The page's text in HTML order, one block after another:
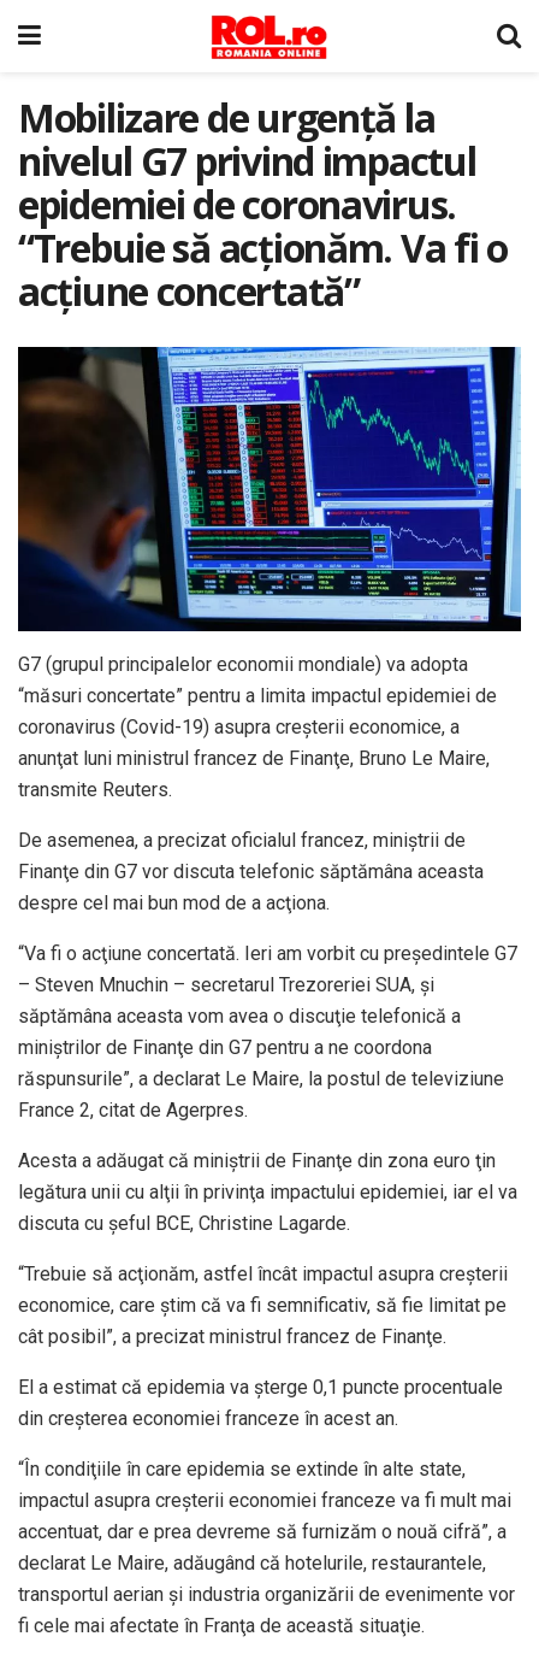
Mobilizare de urgenţă la
nivelul G7 privind impactul
epidemiei de coronavirus.
“Trebuie să acţionăm. Va fi o
acţiune concertată”
G7 (grupul principalelor economii mondiale) va adopta
“măsuri concertate” pentru a limita impactul epidemiei de
coronavirus (Covid-19) asupra creşterii economice, a
anunţat luni ministrul francez de Finanţe, Bruno Le Maire,
transmite Reuters.
De asemenea, a precizat oficialul francez, miniştrii de
Finanţe din G7 vor discuta telefonic săptămâna aceasta
despre cel mai bun mod de a acţiona.
“Va fi o acţiune concertată. Ieri am vorbit cu preşedintele G7
– Steven Mnuchin – secretarul Trezoreriei SUA, şi
săptămâna aceasta vom avea o discuţie telefonică a
miniştrilor de Finanţe din G7 pentru a ne coordona
răspunsurile”, a declarat Le Maire, la postul de televiziune
France 2, citat de Agerpres.
Acesta a adăugat că miniştrii de Finanţe din zona euro ţin
legătura unii cu alţii în privinţa impactului epidemiei, iar el va
discuta cu şeful BCE, Christine Lagarde.
“Trebuie să acţionăm, astfel încât impactul asupra creşterii
economice, care ştim că va fi semnificativ, să fie limitat pe
cât posibil”, a precizat ministrul francez de Finanţe.
El a estimat că epidemia va şterge 0,1 puncte procentuale
din creşterea economiei franceze în acest an.
“În condiţiile în care epidemia se extinde în alte state,
impactul asupra creşterii economiei franceze va fi mult mai
accentuat, dar e prea devreme să furnizăm o nouă cifră”, a
declarat Le Maire, adăugând că hotelurile, restaurantele,
transportul aerian şi industria organizării de evenimente vor
fi cele mai afectate în Franţa de această situaţie.